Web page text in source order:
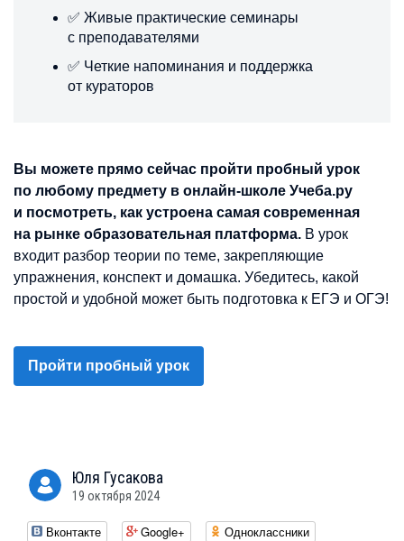
✅ Живые практические семинары
с преподавателями
✅ Четкие напоминания и поддержка
от кураторов
Вы можете прямо сейчас пройти пробный урок
по любому предмету в онлайн-школе Учеба.ру
и посмотреть, как устроена самая современная
на рынке образовательная платформа. В урок
входит разбор теории по теме, закрепляющие
упражнения, конспект и домашка. Убедитесь, какой
простой и удобной может быть подготовка к ЕГЭ и ОГЭ!
Пройти пробный урок
Юля Гусакова
19 октября 2024
Вконтакте Google+
Одноклассники